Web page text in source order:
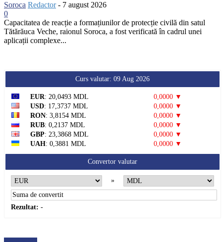
Soroca Redactor - 7 august 2026
0
Capacitatea de reacție a formațiunilor de protecție civilă din satul
Tătărăuca Veche, raionul Soroca, a fost verificată în cadrul unei
aplicații complexe...
Curs valutar: 09 Aug 2026
EUR: 20,0493 MDL
0,0000 ▼
USD: 17,3737 MDL
0,0000 ▼
RON: 3,8154 MDL
0,0000 ▼
RUB: 0,2137 MDL
0,0000 ▼
GBP: 23,3868 MDL
0,0000 ▼
UAH: 0,3881 MDL 0,0000 ▼
Convertor valutar
»
Rezultat: -